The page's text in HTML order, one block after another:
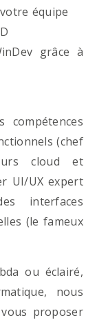
équipe
grâce à
compétences
(chef
cloud et
UI/UX expert
interfaces
(le fameux
ou éclairé,
nous
proposer